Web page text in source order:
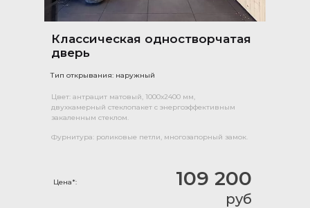
109 200
руб
Классическая одностворчатая
дверь
Тип открывания: наружный
Цвет: антрацит матовый, 1000х2400 мм,
двухкамерный стеклопакет с энергоэффективным
закаленным стеклом.
Фурнитура: роликовые петли, многозапорный замок.
Цена*: